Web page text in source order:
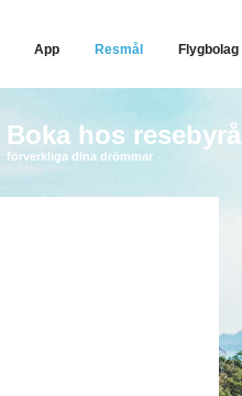
App Resmål Flygbolag
Boka hos resebyrå
förverkliga dina drömmar